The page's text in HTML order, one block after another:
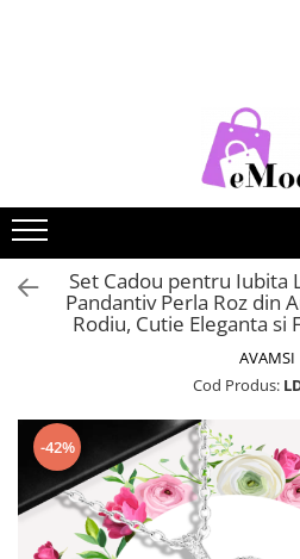
CADOU MAMĂ
CADOU FIICĂ
RUCSACURI DAMA
CURELE DAMA
OCHELARI DE SOARE DAMA
BRATARI DAMA
PORTOFELE BARBATI
RUCSACURI BARBATI
OCHELARI DE SOARE BARBATI
BRATARI BARBATI
Set Cadou pentru Iubita
Pandantiv Perla Roz din
Rodiu, Cutie Eleganta si
AVAMSI
Cod Produs:
-42%